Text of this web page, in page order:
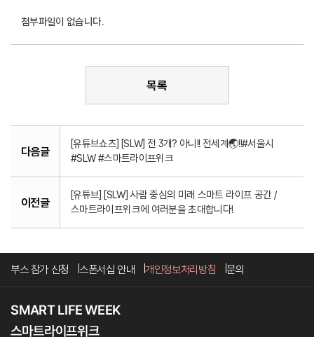
첨부파일이 없습니다.
목록
다음글
[유튜브쇼츠] [SLW] 전 3개? 아니!! 전세계🌏!!#서울시
#SLW #스마트라이프위크
이전글
[유튜브] [SLW] 사람 중심의 미래 스마트 라이프 공간 /
스마트라이프위크에 여러분을 초대합니다!
부스 참가 신청 스폰서십 안내 개인정보처리방침 문의